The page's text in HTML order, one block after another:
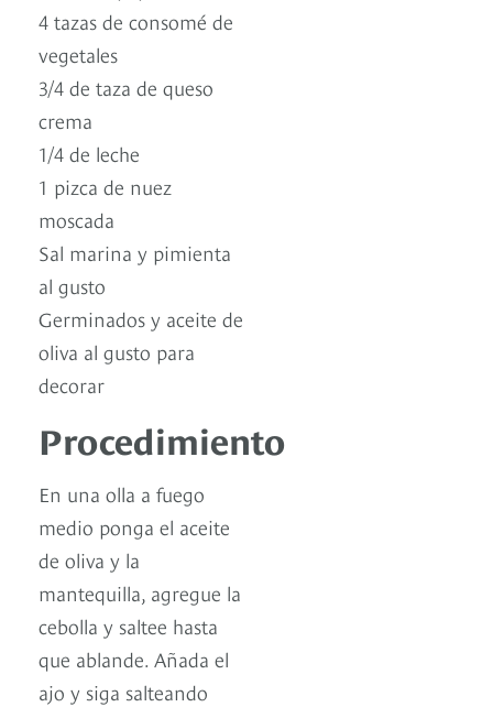
4 tazas de consomé de
vegetales
3/4 de taza de queso
crema
1/4 de leche
1 pizca de nuez
moscada
Sal marina y pimienta
al gusto
Germinados y aceite de
oliva al gusto para
decorar
Procedimiento
En una olla a fuego
medio ponga el aceite
de oliva y la
mantequilla, agregue la
cebolla y saltee hasta
que ablande. Añada el
ajo y siga salteando